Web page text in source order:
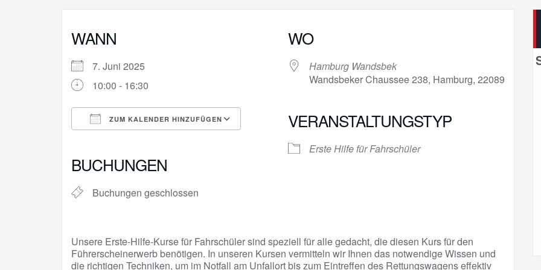
WANN
7. Juni 2025
10:00 - 16:30
ZUM KALENDER HINZUFÜGEN
Google Kalender
BUCHUNGEN
Buchungen geschlossen
WO
Hamburg Wandsbek
Wandsbeker Chaussee 238, Hamburg, 22089
VERANSTALTUNGSTYP
Erste Hilfe für Fahrschüler
Unsere Erste-Hilfe-Kurse für Fahrschüler sind speziell für alle gedacht, die diesen Kurs für den
Führerscheinerwerb benötigen. In unseren Kursen vermitteln wir Ihnen das notwendige Wissen und
die richtigen Techniken, um im Notfall am Unfallort bis zum Eintreffen des Rettungswagens effektiv